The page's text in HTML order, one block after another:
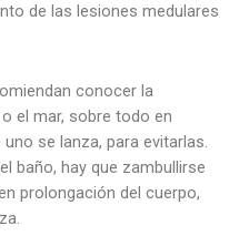
de las lesiones medulares
conocer la
el mar, sobre todo en
se lanza, para evitarlas.
baño, hay que zambullirse
prolongación del cuerpo,